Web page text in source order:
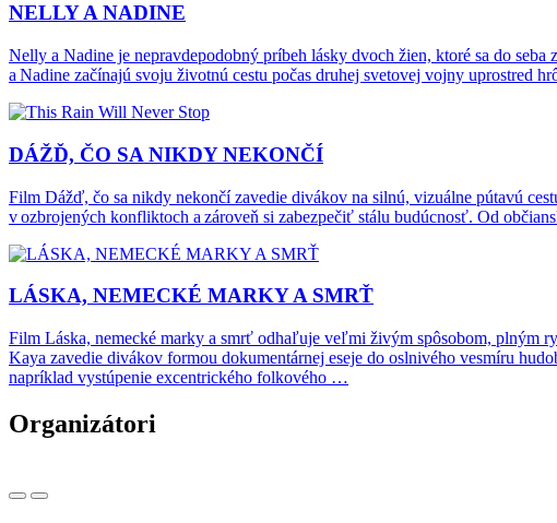
NELLY A NADINE
Nelly a Nadine je nepravdepodobný príbeh lásky dvoch žien, ktoré sa do
a Nadine začínajú svoju životnú cestu počas druhej svetovej vojny uprostred
DÁŽĎ, ČO SA NIKDY NEKONČÍ
Film Dážď, čo sa nikdy nekončí zavedie divákov na silnú, vizuálne pútavú
v ozbrojených konfliktoch a zároveň si zabezpečiť stálu budúcnosť. Od
LÁSKA, NEMECKÉ MARKY A SMRŤ
Film Láska, nemecké marky a smrť odhaľuje veľmi živým spôsobom, plným
Kaya zavedie divákov formou dokumentárnej eseje do oslnivého vesmíru
napríklad vystúpenie excentrického folkového …
Organizátori